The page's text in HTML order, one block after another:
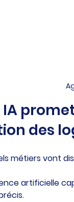
IA
des
métiers vont
artificielle